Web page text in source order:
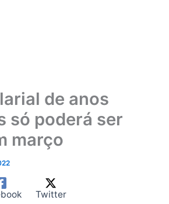
de anos
só poderá ser
março
Twitter